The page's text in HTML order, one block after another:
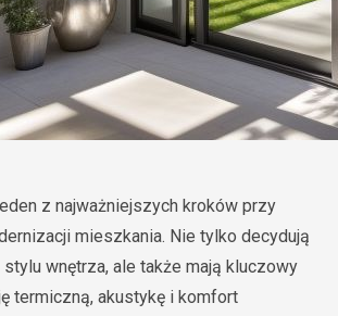
z najważniejszych kroków przy
mieszkania. Nie tylko decydują
wnętrza, ale także mają kluczowy
termiczną, akustykę i komfort